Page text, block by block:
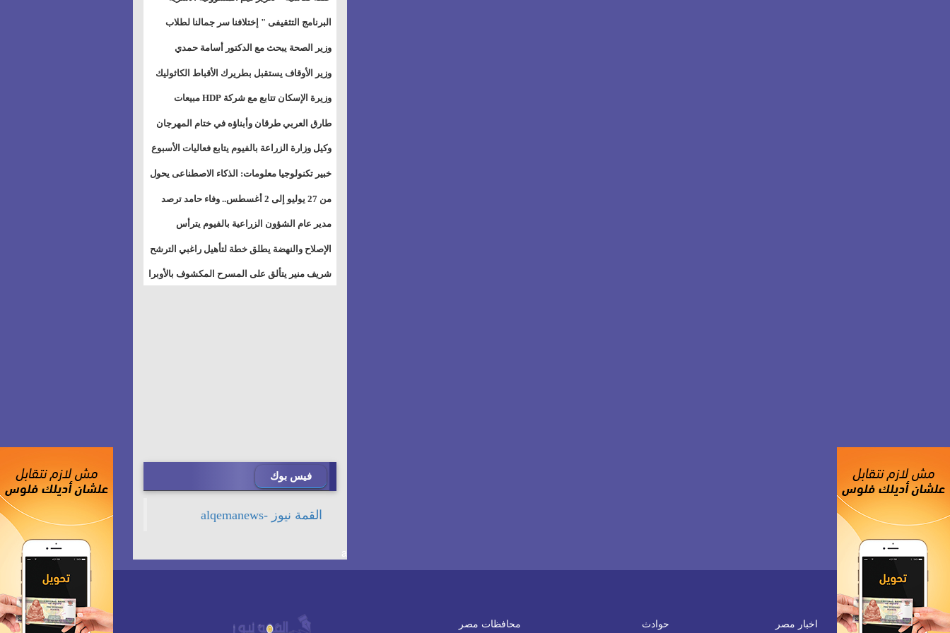
البرنامج التثقيفى " إختلافنا سر جمالنا لطلاب
وطالبات ذوى الهمهم" بمدارس التربية الخاصة
وزير الصحة يبحث مع الدكتور أسامة حمدي
الأستاذ بجامعة هارفارد توسيع برامج التوعية
وزير الأوقاف يستقبل بطريرك الأقباط الكاثوليك
وزيرة الإسكان تتابع مع شركة HDP مبيعات
وتسويق مشروعات المدن الجديدة
طارق العربي طرقان وأبناؤه في ختام المهرجان
الصيفي للموسيقى والغناء بالمسرح المكشوف
وكيل وزارة الزراعة بالفيوم يتابع فعاليات الأسبوع
خبير تكنولوجيا معلومات: الذكاء الاصطناعى يحول
المستخدم إلى سلعة فى اقتصاد الانتباه
من 27 يوليو إلى 2 أغسطس.. وفاء حامد ترصد
تأثيرات أقوى الاتصالات الفلكية على الأبراج
مدير عام الشؤون الزراعية بالفيوم يترأس
الاجتماع الدوري لمتابعة الحصر الحيازي الجديدة
الإصلاح والنهضة يطلق خطة لتأهيل راغبي الترشح
للمجالس الشعبية المحلية ويستعرض خطط
أماناته بالمحافظات
شريف منير يتألق على المسرح المكشوف بالأوبرا
فيس بوك
a
اخبار مصر حوادث محافظات مصر